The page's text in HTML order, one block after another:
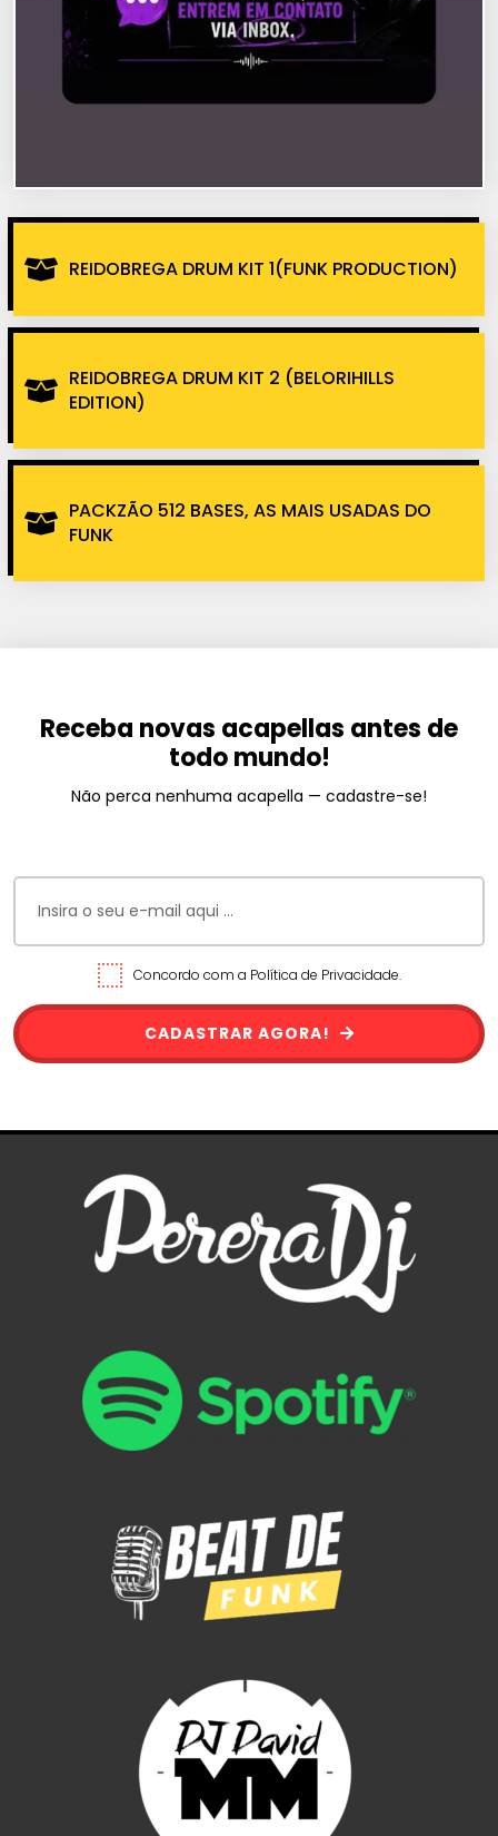
REIDOBREGA DRUM KIT 1(FUNK PRODUCTION)
REIDOBREGA DRUM KIT 2 (BELORIHILLS
EDITION)
PACKZÃO 512 BASES, AS MAIS USADAS DO
FUNK
Receba novas acapellas antes de
todo mundo!
Não perca nenhuma acapella — cadastre-se!
Concordo com a Política de Privacidade.
CADASTRAR AGORA!